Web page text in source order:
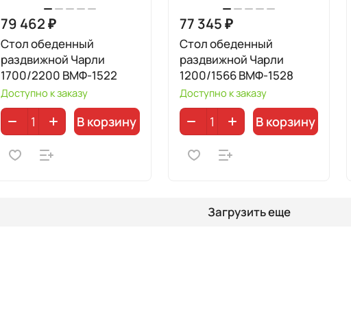
79 462 ₽
Стол обеденный
раздвижной Чарли
1700/2200 ВМФ-1522
Доступно к заказу
В корзину
77 345 ₽
Стол обеденный
раздвижной Чарли
1200/1566 ВМФ-1528
Доступно к заказу
В корзину
Загрузить еще